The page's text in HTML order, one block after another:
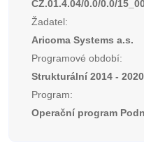
CZ.01.4.04/0.0/0.0/
Žadatel:
Aricoma Systems a.s.
Programové období:
Strukturální 2014 - 2020
Program:
Operační program